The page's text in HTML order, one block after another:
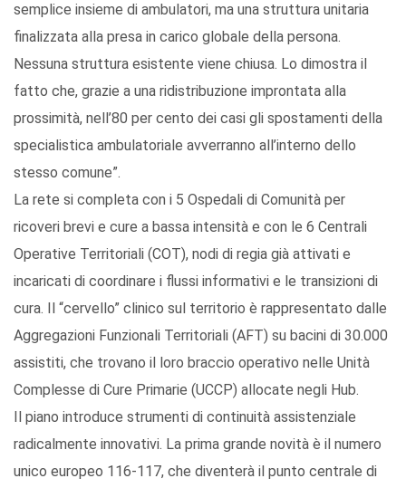
semplice insieme di ambulatori, ma una struttura unitaria
finalizzata alla presa in carico globale della persona.
Nessuna struttura esistente viene chiusa. Lo dimostra il
fatto che, grazie a una ridistribuzione improntata alla
prossimità, nell’80 per cento dei casi gli spostamenti della
specialistica ambulatoriale avverranno all’interno dello
stesso comune”.
La rete si completa con i 5 Ospedali di Comunità per
ricoveri brevi e cure a bassa intensità e con le 6 Centrali
Operative Territoriali (COT), nodi di regia già attivati e
incaricati di coordinare i flussi informativi e le transizioni di
cura. Il “cervello” clinico sul territorio è rappresentato dalle
Aggregazioni Funzionali Territoriali (AFT) su bacini di 30.000
assistiti, che trovano il loro braccio operativo nelle Unità
Complesse di Cure Primarie (UCCP) allocate negli Hub.
Il piano introduce strumenti di continuità assistenziale
radicalmente innovativi. La prima grande novità è il numero
unico europeo 116-117, che diventerà il punto centrale di